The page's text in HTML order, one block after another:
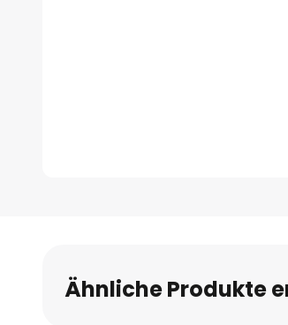
Bildgalerie
springen
Ähnliche Produkte